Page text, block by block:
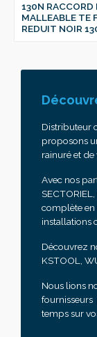
130N RACCORD
MALLEABLE TE
REDUIT NOIR
Distributeur
proposons
rainuré et de
Avec nos
complète en
installations
Découvrez
KSTOOL,
Nous lions
fournisseurs
temps sur